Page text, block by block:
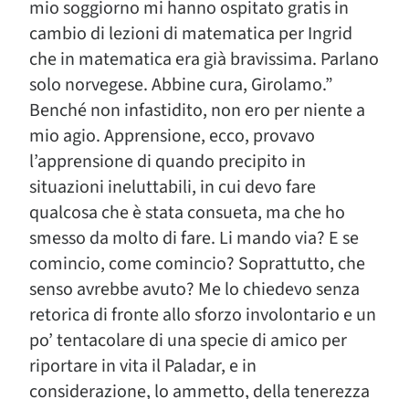
mio soggiorno mi hanno ospitato gratis in
cambio di lezioni di matematica per Ingrid
che in matematica era già bravissima. Parlano
solo norvegese. Abbine cura, Girolamo.”
Benché non infastidito, non ero per niente a
mio agio. Apprensione, ecco, provavo
l’apprensione di quando precipito in
situazioni ineluttabili, in cui devo fare
qualcosa che è stata consueta, ma che ho
smesso da molto di fare. Li mando via? E se
comincio, come comincio? Soprattutto, che
senso avrebbe avuto? Me lo chiedevo senza
retorica di fronte allo sforzo involontario e un
po’ tentacolare di una specie di amico per
riportare in vita il Paladar, e in
considerazione, lo ammetto, della tenerezza